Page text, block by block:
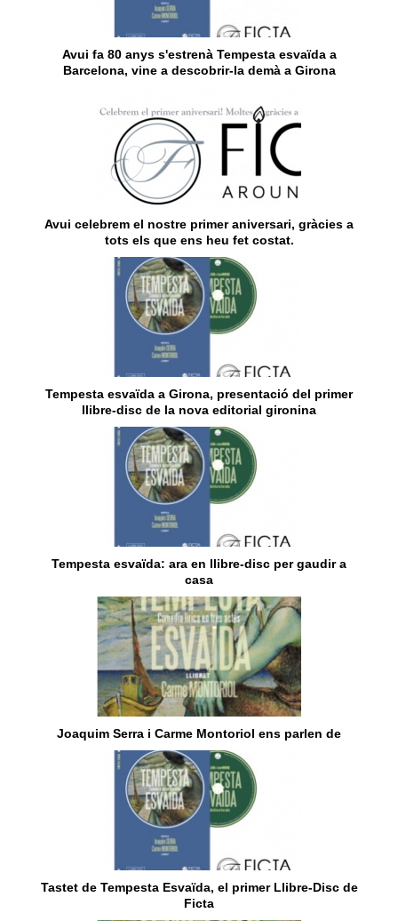
Avui fa 80 anys s'estrenà Tempesta esvaïda a
Barcelona, vine a descobrir-la demà a Girona
Avui celebrem el nostre primer aniversari, gràcies a
tots els que ens heu fet costat.
Tempesta esvaïda a Girona, presentació del primer
llibre-disc de la nova editorial gironina
Tempesta esvaïda: ara en llibre-disc per gaudir a
casa
Joaquim Serra i Carme Montoriol ens parlen de
Tastet de Tempesta Esvaïda, el primer Llibre-Disc de
Ficta